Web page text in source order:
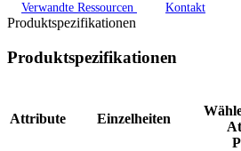
Verwandte Ressourcen
Kontakt
Produktspezifikationen
Produktspezifikationen
Attribute Einzelheiten